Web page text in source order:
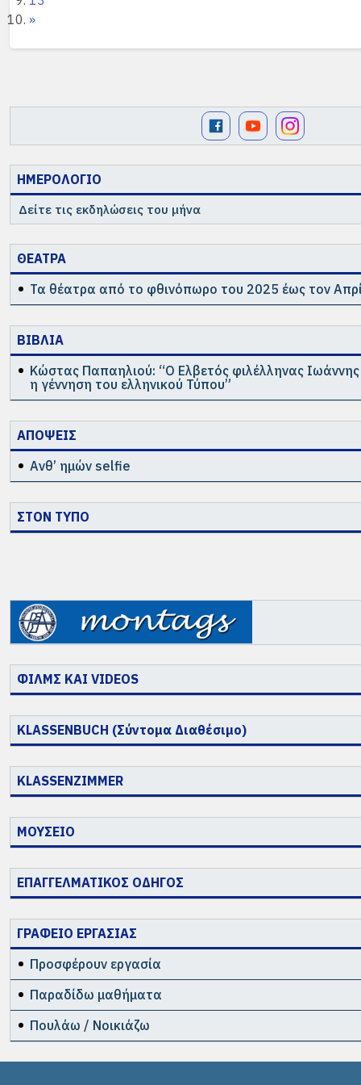
ΗΜΕΡΟΛΟΓΙΟ
Δείτε τις εκδηλώσεις του μήνα
ΘΕΑΤΡΑ
Τα θέατρα από το φθινόπωρο του 2025 έως τον
ΒΙΒΛΙΑ
Κώστας Παπαηλιού: “Ο Ελβετός φιλέλληνας
η γέννηση του ελληνικού Τύπου”
ΑΠΟΨΕΙΣ
Ανθ’ ημών selfie
ΣΤΟΝ ΤΥΠΟ
»
ΦΙΛΜΣ ΚΑΙ VIDEOS
KLASSENBUCH (Σύντομα Διαθέσιμο)
KLASSENZIMMER
ΜΟΥΣΕΙΟ
ΕΠΑΓΓΕΛΜΑΤΙΚΟΣ ΟΔΗΓΟΣ
ΓΡΑΦΕΙΟ ΕΡΓΑΣΙΑΣ
Προσφέρουν εργασία
Παραδίδω μαθήματα
Πουλάω / Νοικιάζω